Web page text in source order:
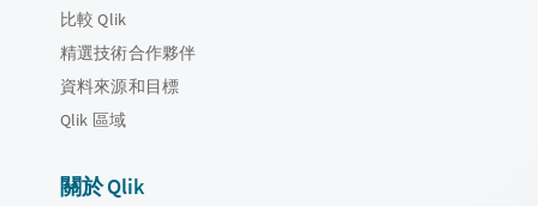
比較 Qlik
精選技術合作夥伴
資料來源和目標
Qlik 區域
關於 Qlik